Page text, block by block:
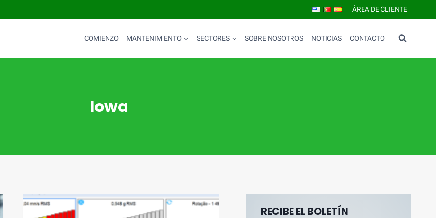
ÁREA DE CLIENTE
COMIENZO MANTENIMIENTO SECTORES SOBRE NOSOTROS NOTICIAS CONTACTO
Iowa
RECIBE EL BOLETÍN